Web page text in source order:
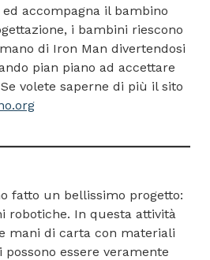
accompagna il bambino
i bambini riescono
di Iron Man divertendosi
pian piano ad accettare
volete saperne di più il sito
fatto un bellissimo progetto:
robotiche. In questa attività
mani di carta con materiali
essere veramente